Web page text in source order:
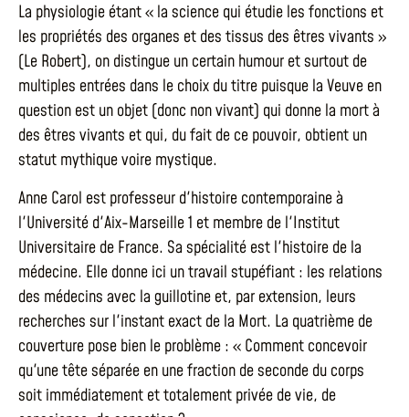
La physiologie étant « la science qui étudie les fonctions et
les propriétés des organes et des tissus des êtres vivants »
(Le Robert), on distingue un certain humour et surtout de
multiples entrées dans le choix du titre puisque la Veuve en
question est un objet (donc non vivant) qui donne la mort à
des êtres vivants et qui, du fait de ce pouvoir, obtient un
statut mythique voire mystique.
Anne Carol est professeur d'histoire contemporaine à
l'Université d'Aix-Marseille 1 et membre de l'Institut
Universitaire de France. Sa spécialité est l'histoire de la
médecine. Elle donne ici un travail stupéfiant : les relations
des médecins avec la guillotine et, par extension, leurs
recherches sur l'instant exact de la Mort. La quatrième de
couverture pose bien le problème : « Comment concevoir
qu'une tête séparée en une fraction de seconde du corps
soit immédiatement et totalement privée de vie, de